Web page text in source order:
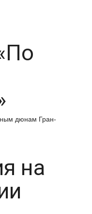
дюнам Гран-
на